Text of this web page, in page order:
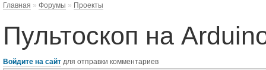
Главная » Форумы » Проекты
Пультоскоп на
Войдите на сайт для отправки комментариев